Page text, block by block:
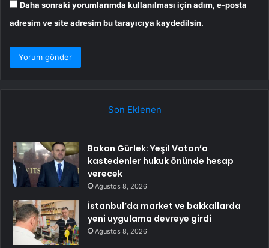
Daha sonraki yorumlarımda kullanılması için adım, e-posta
adresim ve site adresim bu tarayıcıya kaydedilsin.
Son Eklenen
Bakan Gürlek: Yeşil Vatan’a
kastedenler hukuk önünde hesap
verecek
Ağustos 8, 2026
İstanbul’da market ve bakkallarda
yeni uygulama devreye girdi
Ağustos 8, 2026